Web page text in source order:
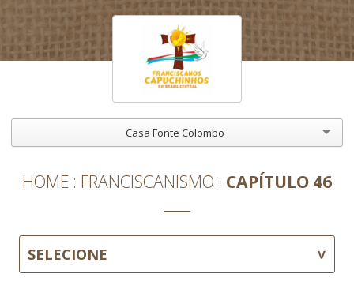
Casa Fonte Colombo
HOME FRANCISCANISMO CAPÍTULO 46
SELECIONE